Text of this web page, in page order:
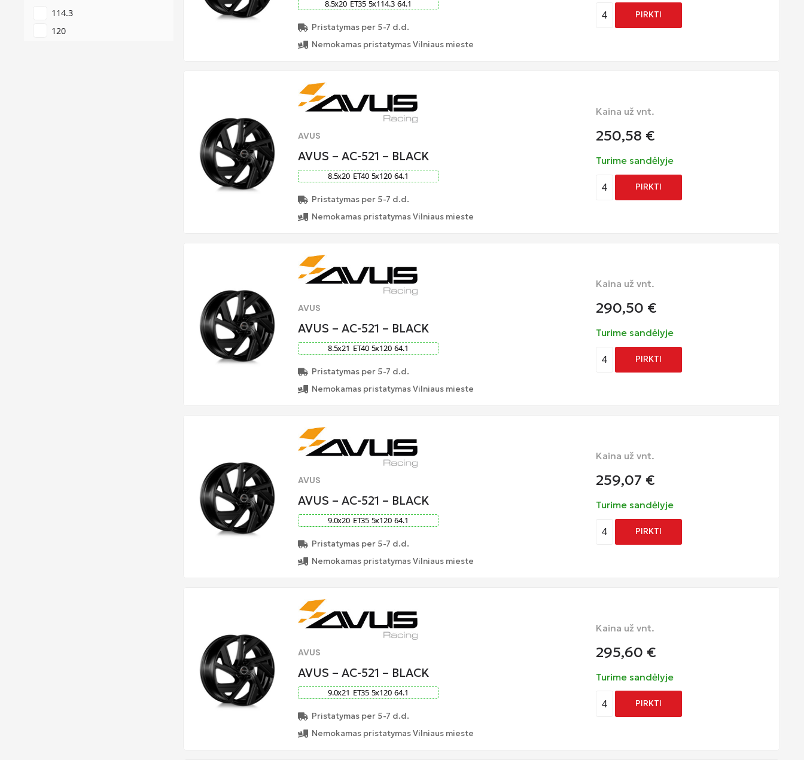
114.3
120
8.5x20 ET35 5x114.3 64.1
Pristatymas per 5-7 d.d.
Nemokamas pristatymas Vilniaus mieste
4 PIRKTI
AVUS
AVUS – AC-521 – BLACK
8.5x20 ET40 5x120 64.1
Pristatymas per 5-7 d.d.
Nemokamas pristatymas Vilniaus mieste
Kaina už vnt.
250,58 €
Turime sandėlyje
4 PIRKTI
AVUS
AVUS – AC-521 – BLACK
8.5x21 ET40 5x120 64.1
Pristatymas per 5-7 d.d.
Nemokamas pristatymas Vilniaus mieste
Kaina už vnt.
290,50 €
Turime sandėlyje
4 PIRKTI
AVUS
AVUS – AC-521 – BLACK
9.0x20 ET35 5x120 64.1
Pristatymas per 5-7 d.d.
Nemokamas pristatymas Vilniaus mieste
Kaina už vnt.
259,07 €
Turime sandėlyje
4 PIRKTI
AVUS
AVUS – AC-521 – BLACK
9.0x21 ET35 5x120 64.1
Pristatymas per 5-7 d.d.
Nemokamas pristatymas Vilniaus mieste
Kaina už vnt.
295,60 €
Turime sandėlyje
4 PIRKTI